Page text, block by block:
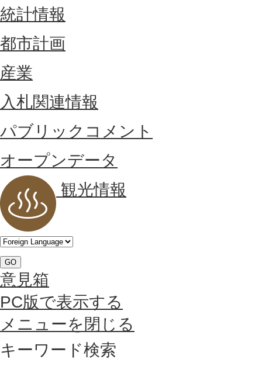
統計情報
都市計画
産業
入札関連情報
パブリックコメント
オープンデータ
観光情報
GO
意見箱
PC版で表示する
メニューを閉じる
キーワード検索